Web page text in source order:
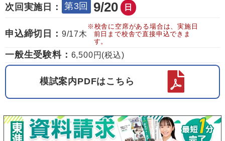
次回実施日： 第3回 9/20 日
申込締切日： 9/17木
※校舎に空席がある場合は、実施日
前日まで校舎で直接申込できま
す。
一般生受験料： 6,500円(税込)
模試案内PDFはこちら